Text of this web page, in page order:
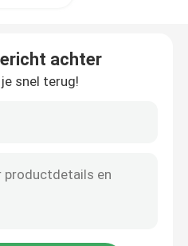
het Boorlithium
achter
snel terug!